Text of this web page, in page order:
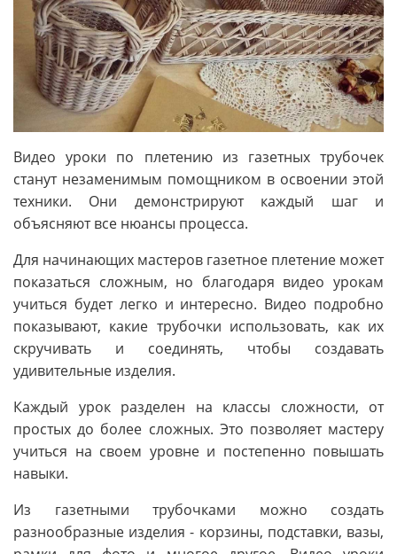
Видео уроки по плетению из газетных трубочек
станут незаменимым помощником в освоении этой
техники. Они демонстрируют каждый шаг и
объясняют все нюансы процесса.
Для начинающих мастеров газетное плетение может
показаться сложным, но благодаря видео урокам
учиться будет легко и интересно. Видео подробно
показывают, какие трубочки использовать, как их
скручивать и соединять, чтобы создавать
удивительные изделия.
Каждый урок разделен на классы сложности, от
простых до более сложных. Это позволяет мастеру
учиться на своем уровне и постепенно повышать
навыки.
Из газетными трубочками можно создать
разнообразные изделия - корзины, подставки, вазы,